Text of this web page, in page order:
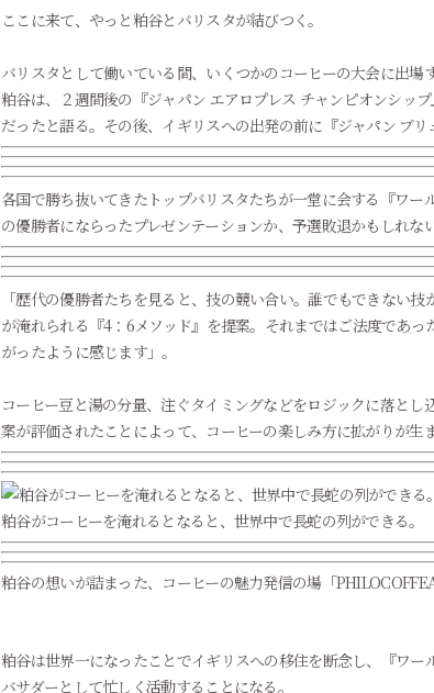
ここに来て、やっと粕谷とバリスタが結びつく。
バリスタとして働いている間、いくつかのコーヒーの大会に出
粕谷は、２週間後の『ジャパン エアロプレス チャンピオンシッ
だったと語る。その後、イギリスへの出発の前に『ジャパン ブ
各国で勝ち抜いてきたトップバリスタたちが一堂に会する『ワ
の優勝者にならったプレゼンテーションか、予選敗退かもしれな
「歴代の優勝者たちを見ると、技の競い合い。誰でもできない
が淹れられる『4：6メソッド』を提案。それまではご法度であ
がったように感じます」。
コーヒー豆と湯の分量、注ぐタイミングなどをロジックに落と
案が評価されたことによって、コーヒーの楽しみ方に拡がりが
粕谷がコーヒーを淹れるとなると、世界中で長蛇の列ができる。
粕谷の想いが詰まった、コーヒーの魅力発信の場「
粕谷は世界一になったことでイギリスへの移住を断念し、『ワ
バサダーとして忙しく活動することになる。